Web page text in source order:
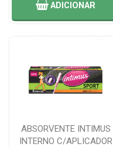
ADICIONAR
ABSORVENTE INTIMUS
INTERNO C/APLICADOR